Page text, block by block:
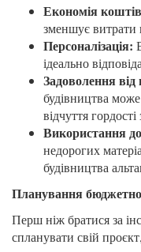
Економія
зменшує витрати
Персоналізація:
ідеально
Задоволення
будівництва
відчуття
Використання
недорогих
будівництва
Планування
Перш ніж братися за
спланувати свій